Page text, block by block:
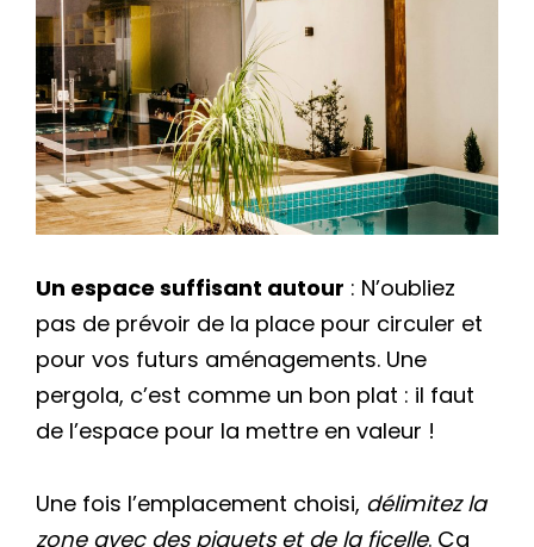
Un espace suffisant autour : N’oubliez
pas de prévoir de la place pour circuler et
pour vos futurs aménagements. Une
pergola, c’est comme un bon plat : il faut
de l’espace pour la mettre en valeur !
Une fois l’emplacement choisi, délimitez la
zone avec des piquets et de la ficelle. Ça